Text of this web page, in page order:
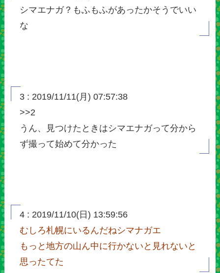
シマエナガ？もふもふがあったかそうでいい
な
3 : 2019/11/11(月) 07:57:38
>>2
うん、見つけたときはシマエナガって分から
ず撮って始めて分かった
4 : 2019/11/10(日) 13:59:56
むしろ札幌にいるんだねシマナガエ
もっと地方の山ん中に行かないと見れないと
思ったてた